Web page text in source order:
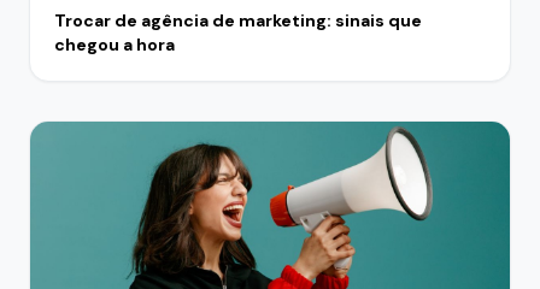
Trocar de agência de marketing: sinais que
chegou a hora